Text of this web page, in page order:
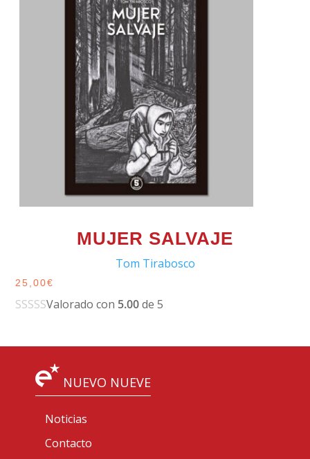
MUJER SALVAJE
Tom Tirabosco
25,00€
Valorado con 5.00de 5
NUEVO NUEVE
Noticias
Contacto